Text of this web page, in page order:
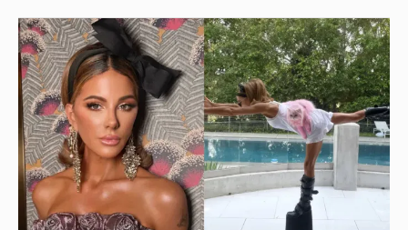
Ботинки на высокой платформе и
крашеный кот-компаньон: 53-летняя Кейт
Бекинсейл показала, как занимается
йогой
10